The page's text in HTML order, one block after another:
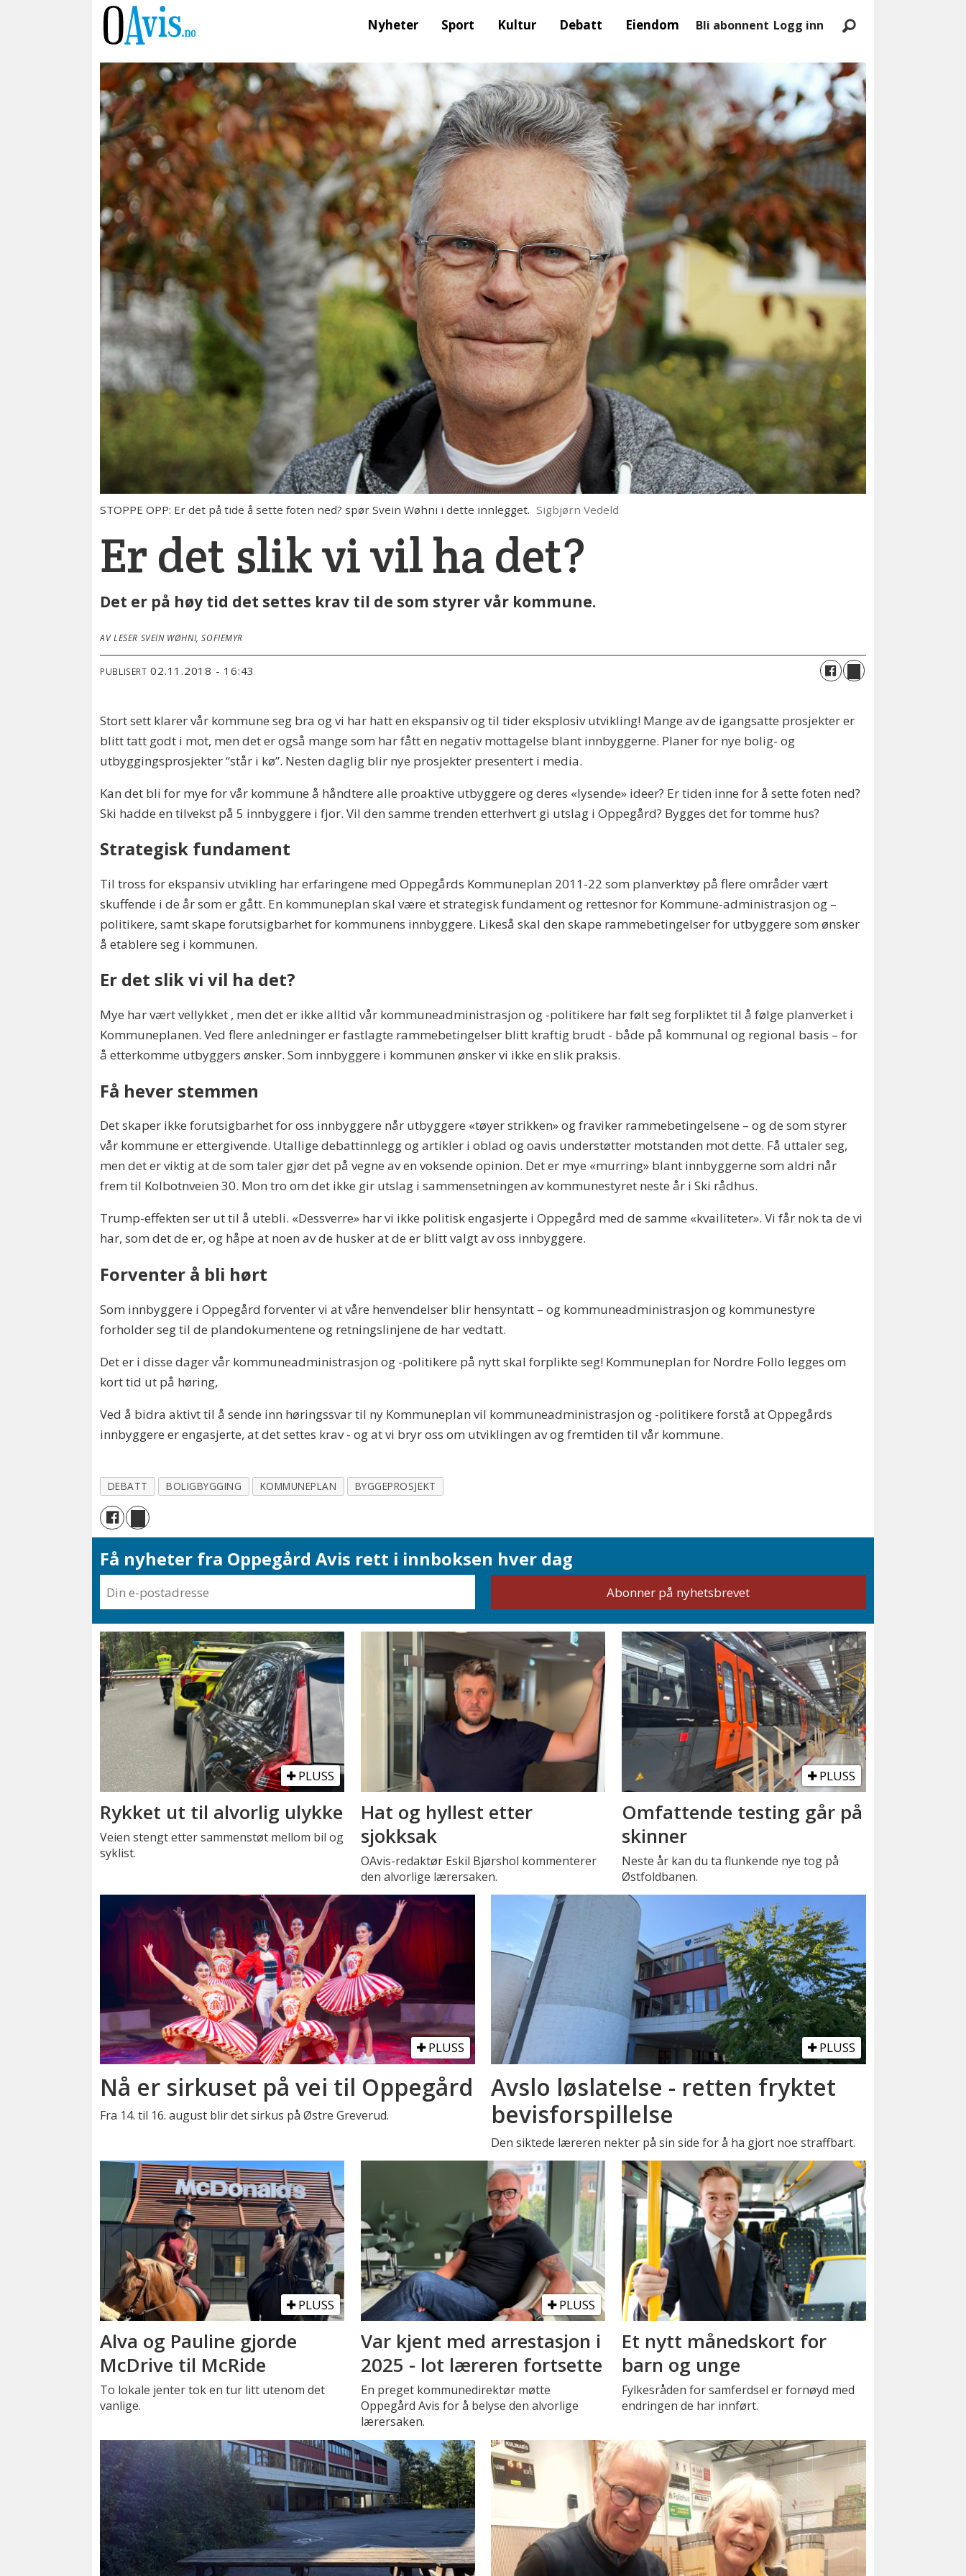
Nyheter Sport Kultur Debatt Eiendom Bli abonnent Logg inn
STOPPE OPP: Er det på tide å sette foten ned? spør Svein Wøhni i dette innlegget. Sigbjørn Vedeld
Er det slik vi vil ha det?
Det er på høy tid det settes krav til de som styrer vår kommune.
AV LESER SVEIN WØHNI, SOFIEMYR
PUBLISERT 02.11.2018 - 16:43
Stort sett klarer vår kommune seg bra og vi har hatt en ekspansiv og til tider eksplosiv utvikling! Mange av de igangsatte prosjekter er
blitt tatt godt i mot, men det er også mange som har fått en negativ mottagelse blant innbyggerne. Planer for nye bolig- og
utbyggingsprosjekter “står i kø”. Nesten daglig blir nye prosjekter presentert i media.
Kan det bli for mye for vår kommune å håndtere alle proaktive utbyggere og deres «lysende» ideer? Er tiden inne for å sette foten ned?
Ski hadde en tilvekst på 5 innbyggere i fjor. Vil den samme trenden etterhvert gi utslag i Oppegård? Bygges det for tomme hus?
Strategisk fundament
Til tross for ekspansiv utvikling har erfaringene med Oppegårds Kommuneplan 2011-22 som planverktøy på flere områder vært
skuffende i de år som er gått. En kommuneplan skal være et strategisk fundament og rettesnor for Kommune-administrasjon og –
politikere, samt skape forutsigbarhet for kommunens innbyggere. Likeså skal den skape rammebetingelser for utbyggere som ønsker
å etablere seg i kommunen.
Er det slik vi vil ha det?
Mye har vært vellykket , men det er ikke alltid vår kommuneadministrasjon og -politikere har følt seg forpliktet til å følge planverket i
Kommuneplanen. Ved flere anledninger er fastlagte rammebetingelser blitt kraftig brudt - både på kommunal og regional basis – for
å etterkomme utbyggers ønsker. Som innbyggere i kommunen ønsker vi ikke en slik praksis.
Få hever stemmen
Det skaper ikke forutsigbarhet for oss innbyggere når utbyggere «tøyer strikken» og fraviker rammebetingelsene – og de som styrer
vår kommune er ettergivende. Utallige debattinnlegg og artikler i oblad og oavis understøtter motstanden mot dette. Få uttaler seg,
men det er viktig at de som taler gjør det på vegne av en voksende opinion. Det er mye «murring» blant innbyggerne som aldri når
frem til Kolbotnveien 30. Mon tro om det ikke gir utslag i sammensetningen av kommunestyret neste år i Ski rådhus.
Trump-effekten ser ut til å utebli. «Dessverre» har vi ikke politisk engasjerte i Oppegård med de samme «kvailiteter». Vi får nok ta de vi
har, som det de er, og håpe at noen av de husker at de er blitt valgt av oss innbyggere.
Forventer å bli hørt
Som innbyggere i Oppegård forventer vi at våre henvendelser blir hensyntatt – og kommuneadministrasjon og kommunestyre
forholder seg til de plandokumentene og retningslinjene de har vedtatt.
Det er i disse dager vår kommuneadministrasjon og -politikere på nytt skal forplikte seg! Kommuneplan for Nordre Follo legges om
kort tid ut på høring,
Ved å bidra aktivt til å sende inn høringssvar til ny Kommuneplan vil kommuneadministrasjon og -politikere forstå at Oppegårds
innbyggere er engasjerte, at det settes krav - og at vi bryr oss om utviklingen av og fremtiden til vår kommune.
DEBATT BOLIGBYGGING KOMMUNEPLAN BYGGEPROSJEKT
Få nyheter fra Oppegård Avis rett i innboksen hver dag
PLUSS
Rykket ut til alvorlig ulykke
Veien stengt etter sammenstøt mellom bil og
syklist.
Hat og hyllest etter
sjokksak
OAvis-redaktør Eskil Bjørshol kommenterer
den alvorlige lærersaken.
PLUSS
Omfattende testing går på
skinner
Neste år kan du ta flunkende nye tog på
Østfoldbanen.
PLUSS
Nå er sirkuset på vei til Oppegård
Fra 14. til 16. august blir det sirkus på Østre Greverud.
PLUSS
Avslo løslatelse - retten fryktet
bevisforspillelse
Den siktede læreren nekter på sin side for å ha gjort noe straffbart.
PLUSS
Alva og Pauline gjorde
McDrive til McRide
To lokale jenter tok en tur litt utenom det
vanlige.
PLUSS
Var kjent med arrestasjon i
2025 - lot læreren fortsette
En preget kommunedirektør møtte
Oppegård Avis for å belyse den alvorlige
lærersaken.
Et nytt månedskort for
barn og unge
Fylkesråden for samferdsel er fornøyd med
endringen de har innført.